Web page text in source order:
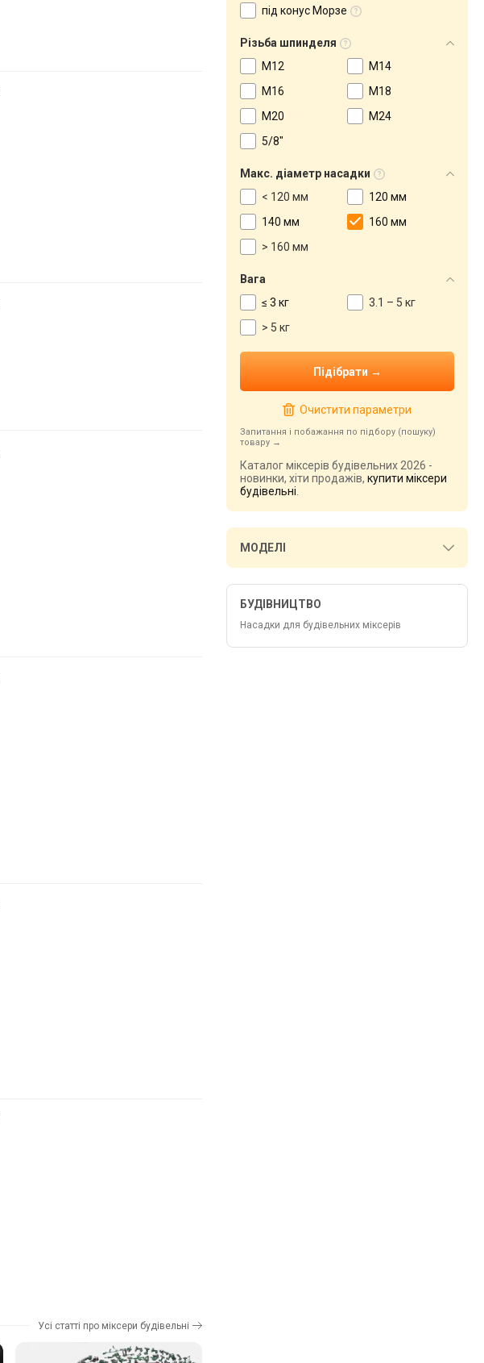
Усі статті про міксери будівельні
під конус Морзе
Різьба шпинделя
M12
M14
M16
M18
M20
M24
5/8"
Макс. діаметр насадки
< 120 мм
120 мм
140 мм
160 мм
> 160 мм
Вага
≤ 3 кг
3.1 – 5 кг
> 5 кг
Очистити параметри
Запитання і побажання по підбору (пошуку)
товару
Каталог міксерів будівельних 2026 -
новинки, хіти продажів, купити міксери
будівельні
МОДЕЛІ
БУДІВНИЦТВО
Насадки для будівельних міксерів